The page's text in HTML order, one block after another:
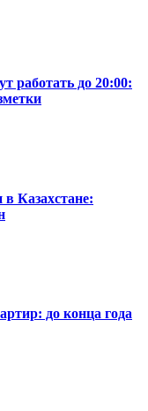
работать до 20:00:
Казахстане:
до конца года